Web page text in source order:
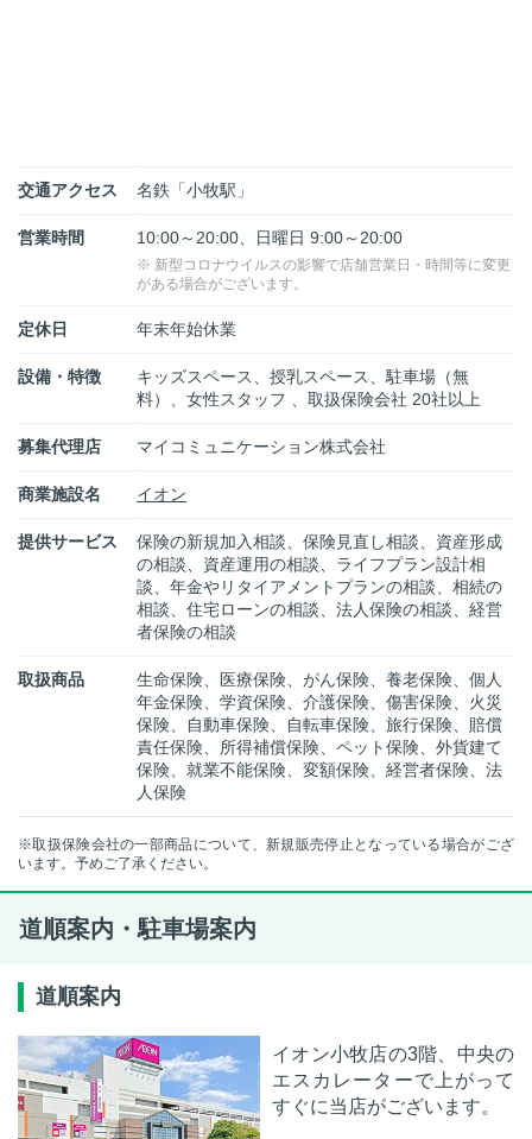
交通アクセス 名鉄「小牧駅」
営業時間 10:00～20:00、日曜日 9:00～20:00
※ 新型コロナウイルスの影響で店舗営業日・時間等に変更
がある場合がございます。
定休日 年末年始休業
設備・特徴
キッズスペース、授乳スペース、駐車場（無
料）、女性スタッフ 、取扱保険会社 20社以上
募集代理店 マイコミュニケーション株式会社
商業施設名 イオン
提供サービス
保険の新規加入相談、保険見直し相談、資産形成
の相談、資産運用の相談、ライフプラン設計相
談、年金やリタイアメントプランの相談、相続の
相談、住宅ローンの相談、法人保険の相談、経営
者保険の相談
取扱商品
生命保険、医療保険、がん保険、養老保険、個人
年金保険、学資保険、介護保険、傷害保険、火災
保険、自動車保険、自転車保険、旅行保険、賠償
責任保険、所得補償保険、ペット保険、外貨建て
保険、就業不能保険、変額保険、経営者保険、法
人保険
※取扱保険会社の一部商品について、新規販売停止となっている場合がござ
います。予めご了承ください。
道順案内・駐車場案内
道順案内
イオン小牧店の3階、中央の
エスカレーターで上がって
すぐに当店がございます。